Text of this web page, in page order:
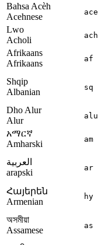
Bahsa Acèh
Acehnese
ace
Lwo
Acholi
ach
Afrikaans
Afrikaans
af
Shqip
Albanian
sq
Dho Alur
Alur
alu
አማርኛ
Amharski
am
العربية
arapski
ar
Հայերեն
Armenian
hy
অসমীয়া
Assamese
as